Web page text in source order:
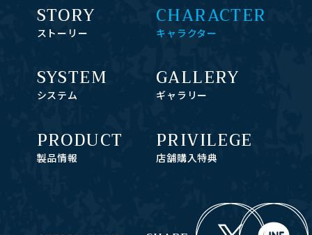
STORY
ストーリー
CHARACTER
キャラクター
SYSTEM
システム
GALLERY
ギャラリー
PRODUCT
製品情報
PRIVILEGE
店舗購入特典